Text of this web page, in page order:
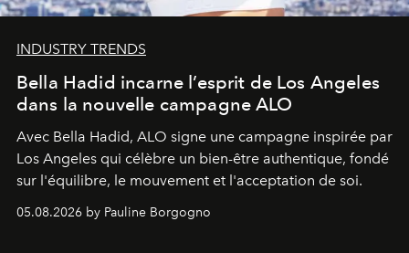
INDUSTRY TRENDS
Bella Hadid incarne l’esprit de Los Angeles
dans la nouvelle campagne ALO
Avec Bella Hadid, ALO signe une campagne inspirée par
Los Angeles qui célèbre un bien-être authentique, fondé
sur l'équilibre, le mouvement et l'acceptation de soi.
05.08.2026 by Pauline Borgogno